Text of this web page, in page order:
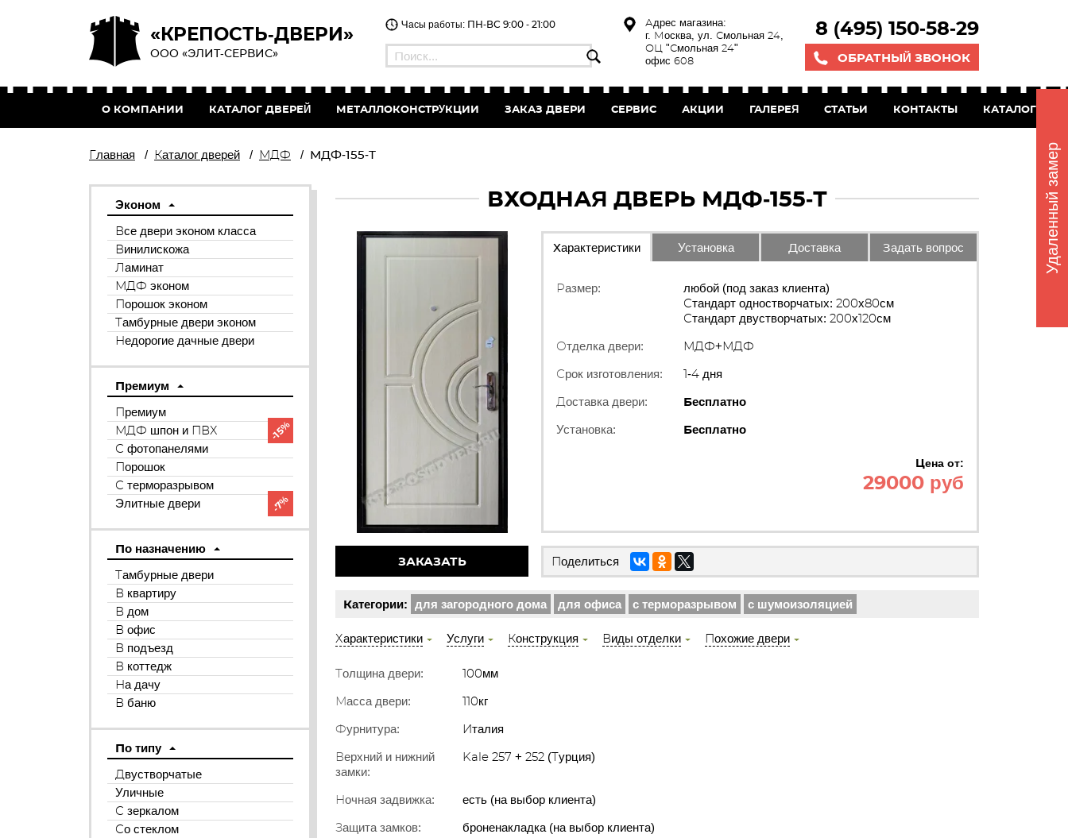
«КРЕПОСТЬ-ДВЕРИ»
ООО «ЭЛИТ-СЕРВИС»
Часы работы: ПН-ВС 9:00 - 21:00
Адрес магазина:
г. Москва, ул. Смольная 24,
ОЦ "Смольная 24"
офис 608
8 (495) 150-58-29
ОБРАТНЫЙ ЗВОНОК
О КОМПАНИИ КАТАЛОГ ДВЕРЕЙ МЕТАЛЛОКОНСТРУКЦИИ ЗАКАЗ ДВЕРИ СЕРВИС АКЦИИ ГАЛЕРЕЯ СТАТЬИ КОНТАКТЫ КАТАЛОГ
Главная / Каталог дверей / МДФ / МДФ-155-Т
ВХОДНАЯ ДВЕРЬ МДФ-155-Т
Характеристики Установка Доставка Задать вопрос
Размер:
любой (под заказ клиента)
Стандарт одностворчатых: 200х80см
Стандарт двустворчатых: 200х120см
Отделка двери:
МДФ+МДФ
Срок изготовления:
1-4 дня
Доставка двери:
Бесплатно
Установка:
Бесплатно
Цена от:
29000 руб
ЗАКАЗАТЬ Поделиться
Категории: для загородного дома для офиса с терморазрывом с шумоизоляцией
Характеристики Услуги Конструкция Виды отделки Похожие двери
Толщина двери:
100мм
Масса двери:
110кг
Фурнитура:
Италия
Верхний и нижний
замки:
Kale 257 + 252 (Турция)
Ночная задвижка:
есть (на выбор клиента)
Защита замков:
броненакладка (на выбор клиента)
Эконом
Все двери эконом класса
Винилискожа
Ламинат
МДФ эконом
Порошок эконом
Тамбурные двери эконом
Недорогие дачные двери
Премиум
Премиум
МДФ шпон и ПВХ
-15%
С фотопанелями
Порошок
С терморазрывом
Элитные двери
-7%
По назначению
Тамбурные двери
В квартиру
В дом
В офис
В подъезд
В коттедж
На дачу
В баню
По типу
Двустворчатые
Уличные
С зеркалом
Со стеклом
Удаленный замер